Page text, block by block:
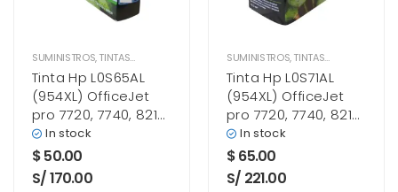
SUMINISTROS,TINTAS HP
Tinta Hp L0S65AL
(954XL) OfficeJet
pro 7720, 7740, 8210,
8720, Magenta
In stock
$50.00
S/ 170.00
SUMINISTROS,TINTAS HP
Tinta Hp L0S71AL
(954XL) OfficeJet
pro 7720, 7740, 8210,
8720, Black
In stock
$65.00
S/ 221.00